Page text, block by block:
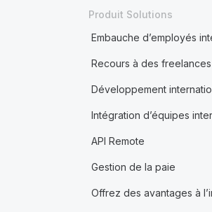
Produit Solutions
Embauche d’employés
Recours à des
Développement
Intégration d’équipes
API Remote
Gestion de la paie
Offrez des avantages à